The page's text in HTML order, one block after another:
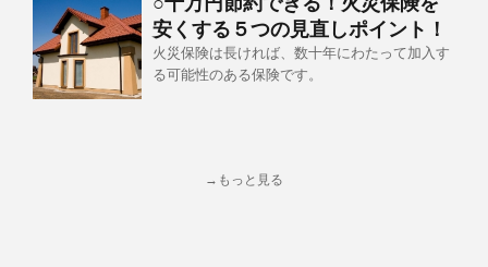
安くする５つの見直しポイント！
火災保険は長ければ、数十年にわたって加入す
る可能性のある保険です。
→もっと見る